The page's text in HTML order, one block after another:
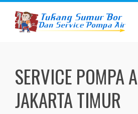
Skip
content
SERVICE POMPA
JAKARTA TIMUR